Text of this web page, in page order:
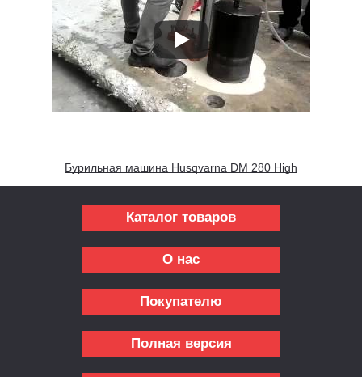
Бурильная машина Husqvarna DM 280 High
Каталог товаров
О нас
Покупателю
Полная версия